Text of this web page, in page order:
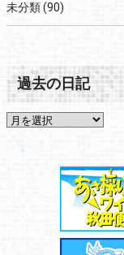
未分類(90)
過去の日記